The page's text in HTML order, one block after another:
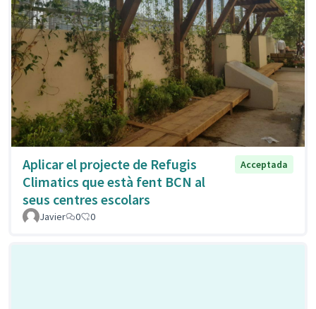
Aplicar el projecte de Refugis
Climatics que està fent BCN al
seus centres escolars
Acceptada
Javier 0 0